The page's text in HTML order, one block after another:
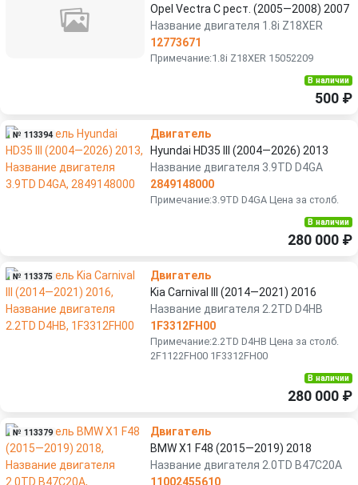
Opel Vectra C рест. (2005—2008) 2007
Название двигателя 1.8i Z18XER
12773671
Примечание:1.8i Z18XER 15052209
В наличии
500 ₽
№ 113394
Двигатель
Hyundai HD35 III (2004—2026) 2013
Название двигателя 3.9TD D4GA
2849148000
Примечание:3.9TD D4GA Цена за столб.
В наличии
280 000 ₽
№ 113375
Двигатель
Kia Carnival III (2014—2021) 2016
Название двигателя 2.2TD D4HB
1F3312FH00
Примечание:2.2TD D4HB Цена за столб.
2F1122FH00 1F3312FH00
В наличии
280 000 ₽
№ 113379
Двигатель
BMW X1 F48 (2015—2019) 2018
Название двигателя 2.0TD B47C20A
11002455610